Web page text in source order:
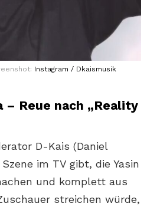
Instagram / Dkaismusik
– Reue nach „Reality
D-Kais (Daniel
im TV gibt, die Yasin
und komplett aus
streichen würde,